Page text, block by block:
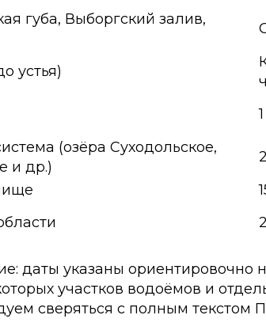
губа, Выборгский залив,
устья)
(озёра Суходольское,
и др.)
даты указаны
участков водоёмов и
сверяться с полным текстом